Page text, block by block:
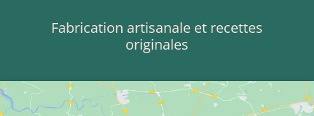
Fabrication artisanale et recettes
originales